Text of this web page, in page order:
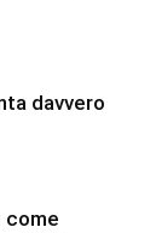
davvero
come